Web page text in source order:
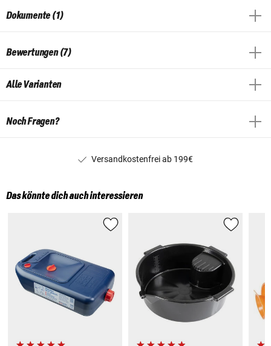
Dokumente (1)
Bewertungen (7)
Alle Varianten
Noch Fragen?
Versandkostenfrei ab 199€
Das könnte dich auch interessieren